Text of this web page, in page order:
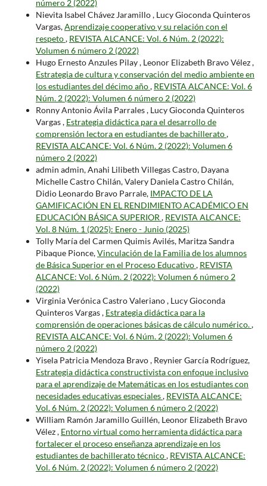
número 2 (2022)
Nievita Isabel Chávez Jaramillo , Lucy Gioconda Quinteros
Vargas,Aprendizaje cooperativo y su relación con el
respeto, REVISTA ALCANCE: Vol. 6 Núm. 2 (2022):
Volumen 6 número 2 (2022)
Hugo Ernesto Anzules Pilay , Leonor Elizabeth Bravo Vélez ,
Estrategia de cultura y conservación del medio ambiente en
los estudiantes del décimo año, REVISTA ALCANCE: Vol. 6
Núm. 2 (2022): Volumen 6 número 2 (2022)
Ronny Antonio Ávila Parrales , Lucy Gioconda Quinteros
Vargas , Estrategia didáctica para el desarrollo de
comprensión lectora en estudiantes de bachillerato,
REVISTA ALCANCE: Vol. 6 Núm. 2 (2022): Volumen 6
número 2 (2022)
admin admin, Anahi Lilibeth Villegas Castro, Dayana
Michelle Castro Chilán, Valery Daniela Castro Chilán,
Didio Leonardo Bravo Parrale, IMPACTO DE LA
GAMIFICACIÓN EN EL RENDIMIENTO ACADÉMICO EN
EDUCACIÓN BÁSICA SUPERIOR , REVISTA ALCANCE:
Vol. 8 Núm. 1 (2025): Enero - Junio (2025)
Tolly María del Carmen Quimis Avilés, Maritza Sandra
Pibaque Pionce,Vinculación de la Familia de los alumnos
de Básica Superior en el Proceso Educativo, REVISTA
ALCANCE: Vol. 6 Núm. 2 (2022): Volumen 6 número 2
(2022)
Virginia Verónica Castro Valeriano , Lucy Gioconda
Quinteros Vargas , Estrategia didáctica para la
comprensión de operaciones básicas de cálculo numérico.,
REVISTA ALCANCE: Vol. 6 Núm. 2 (2022): Volumen 6
número 2 (2022)
Yisela Patricia Mendoza Bravo , Reynier García Rodríguez,
Estrategia didáctica constructivista con enfoque inclusivo
para el aprendizaje de Matemáticas en los estudiantes con
necesidades educativas especiales, REVISTA ALCANCE:
Vol. 6 Núm. 2 (2022): Volumen 6 número 2 (2022)
William Ramón Jaramillo Guillén, Leonor Elizabeth Bravo
Vélez , Entorno virtual como herramienta didáctica para
fortalecer el proceso enseñanza aprendizaje en los
estudiantes de bachillerato técnico, REVISTA ALCANCE:
Vol. 6 Núm. 2 (2022): Volumen 6 número 2 (2022)